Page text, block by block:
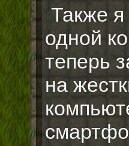
Также я
одной
теперь
на